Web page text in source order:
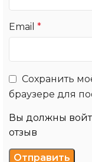
Email *
Сохранить
браузере для
Вы должны
отзыв